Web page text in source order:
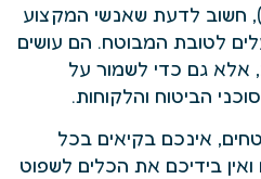
חשוב לדעת שאנשי המקצוע
לטובת המבוטח. הם עושים
אלא גם כדי לשמור על
הביטוח והלקוחות.
אינכם בקיאים בכל
בידיכם את הכלים לשפוט